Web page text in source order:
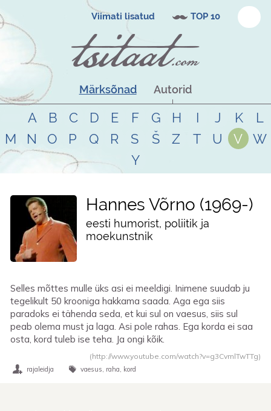
Viimati lisatud TOP 10
Märksõnad Autorid
A B C D E F G H I J K
L
M
N O P Q R S Š Z T U V
W
Y
Hannes Võrno 1969-
eesti humorist, poliitik ja
moekunstnik
Selles mõttes mulle üks asi ei meeldigi. Inimene suudab ju
tegelikult 50 krooniga hakkama saada. Aga ega siis
paradoks ei tähenda seda, et kui sul on vaesus, siis sul
peab olema must ja laga. Asi pole rahas. Ega korda ei saa
osta, kord tuleb ise teha. Ja ongi kõik.
(http://www.youtube.com/watch?v=g3CvmlTwTTg)
rajaleidja vaesus raha kord